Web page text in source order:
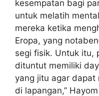
kesempatan bagi
untuk melatih
mereka ketika
Eropa, yang
segi fisik. Untuk itu,
dituntut memiliki
yang jitu agar dapat
di lapangan,”